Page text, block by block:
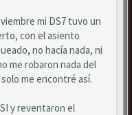
mi DS7 tuvo un
con el asiento
no hacía nada, ni
me robaron nada del
me encontré así.
y reventaron el